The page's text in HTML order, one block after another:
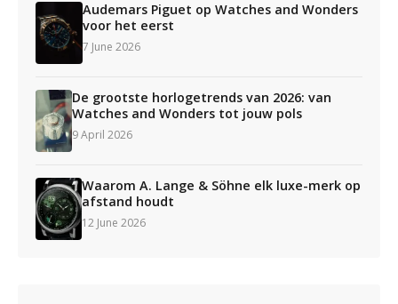
Audemars Piguet op Watches and Wonders
voor het eerst
7 June 2026
De grootste horlogetrends van 2026: van
Watches and Wonders tot jouw pols
9 April 2026
Waarom A. Lange & Söhne elk luxe-merk op
afstand houdt
12 June 2026